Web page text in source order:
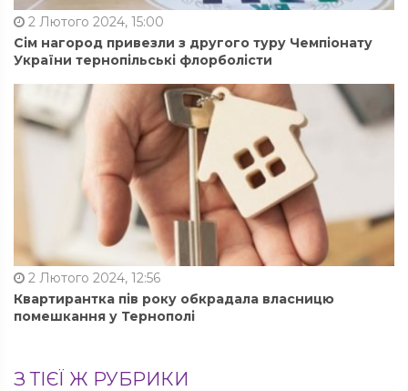
2 Лютого 2024, 15:00
Сім нагород привезли з другого туру Чемпіонату
України тернопільські флорболісти
2 Лютого 2024, 12:56
Квартирантка пів року обкрадала власницю
помешкання у Тернополі
З ТІЄЇ Ж РУБРИКИ